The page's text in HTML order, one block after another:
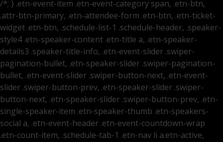
/*; } .etn-event-item .etn-event-category span, .etn-btn,
.attr-btn-primary, .etn-attendee-form .etn-btn, .etn-ticket-
widget .etn-btn, .schedule-list-1 .schedule-header, .speaker-
style4 .etn-speaker-content .etn-title a, .etn-speaker-
details3 .speaker-title-info, .etn-event-slider .swiper-
pagination-bullet, .etn-speaker-slider .swiper-pagination-
bullet, .etn-event-slider .swiper-button-next, .etn-event-
slider .swiper-button-prev, .etn-speaker-slider .swiper-
button-next, .etn-speaker-slider .swiper-button-prev, .etn-
single-speaker-item .etn-speaker-thumb .etn-speakers-
social a, .etn-event-header .etn-event-countdown-wrap
.etn-count-item, .schedule-tab-1 .etn-nav li a.etn-active,